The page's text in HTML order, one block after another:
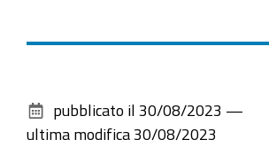
documento
pubblicato il 30/08/2023 —
ultima modifica 30/08/2023